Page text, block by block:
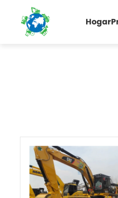
Hogar